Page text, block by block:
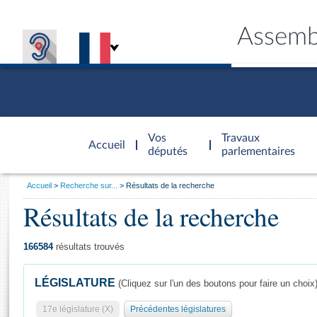
Accueil
d'accueil
Vos
députés
Travaux
parlementaires
Général
Vous
Accueil Recherche sur... Résultats de la recherche
Résultats de la recherche
166584résultats trouvés
LÉGISLATURE (Cliquez sur l'un des boutons pour faire un choix)
17e législature (X) Précédentes législatures